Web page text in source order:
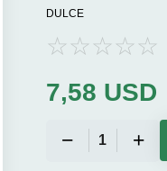
DULCE
7,58 USD